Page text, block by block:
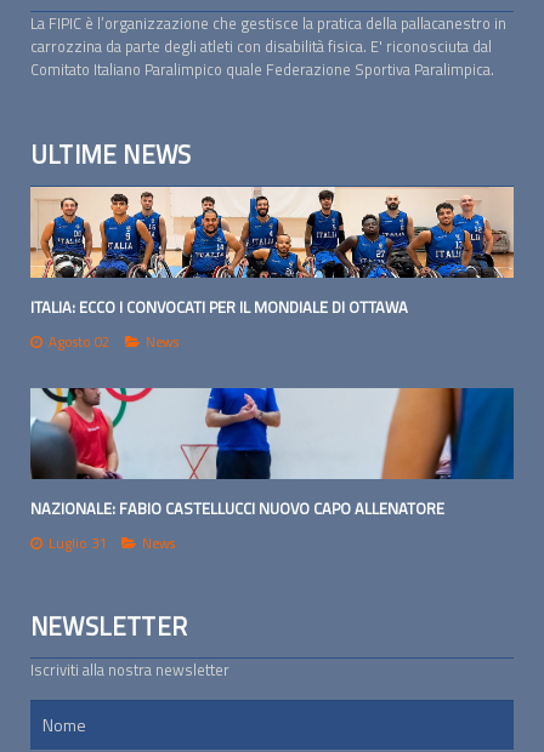
La FIPIC è l’organizzazione che gestisce la pratica della pallacanestro in
carrozzina da parte degli atleti con disabilità fisica. E' riconosciuta dal
Comitato Italiano Paralimpico quale Federazione Sportiva Paralimpica.
ULTIME NEWS
ITALIA: ECCO I CONVOCATI PER IL MONDIALE DI OTTAWA
Agosto 02 News
NAZIONALE: FABIO CASTELLUCCI NUOVO CAPO ALLENATORE
Luglio 31 News
NEWSLETTER
Iscriviti alla nostra newsletter